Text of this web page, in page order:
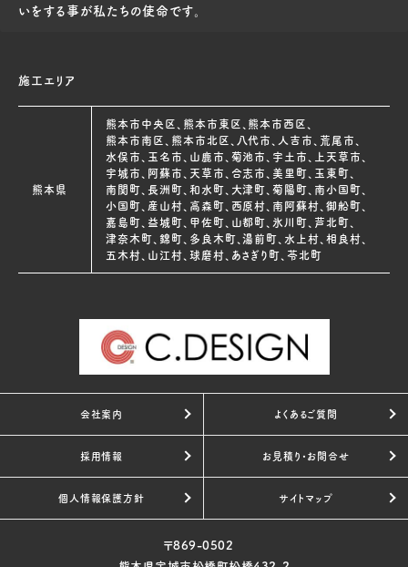
いをする事が私たちの使命です。
施工エリア
熊本県
熊本市中央区、熊本市東区、熊本市西区、
熊本市南区、熊本市北区、八代市、人吉市、荒尾市、
水俣市、玉名市、山鹿市、菊池市、宇土市、上天草市、
宇城市、阿蘇市、天草市、合志市、美里町、玉東町、
南関町、長洲町、和水町、大津町、菊陽町、南小国町、
小国町、産山村、高森町、西原村、南阿蘇村、御船町、
嘉島町、益城町、甲佐町、山都町、氷川町、芦北町、
津奈木町、錦町、多良木町、湯前町、水上村、相良村、
五木村、山江村、球磨村、あさぎり町、苓北町
会社案内 よくあるご質問
採用情報 お見積り・お問合せ
個人情報保護方針 サイトマップ
〒869-0502